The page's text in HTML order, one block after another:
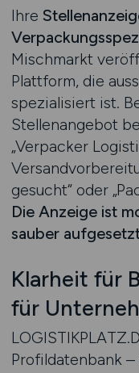
Ihre
Mischmarkt
Plattform, die
spezialisiert ist.
Stellenangebot
„Verpacker
gesucht“ oder
Die Anzeige ist
sauber
Klarheit für
für
Profildatenbank